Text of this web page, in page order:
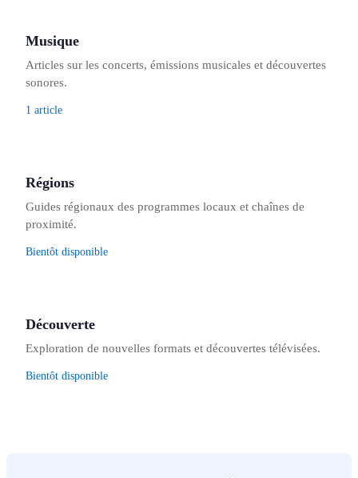
Musique
Articles sur les concerts, émissions musicales et découvertes
sonores.
1 article
Régions
Guides régionaux des programmes locaux et chaînes de
proximité.
Bientôt disponible
Découverte
Exploration de nouvelles formats et découvertes télévisées.
Bientôt disponible